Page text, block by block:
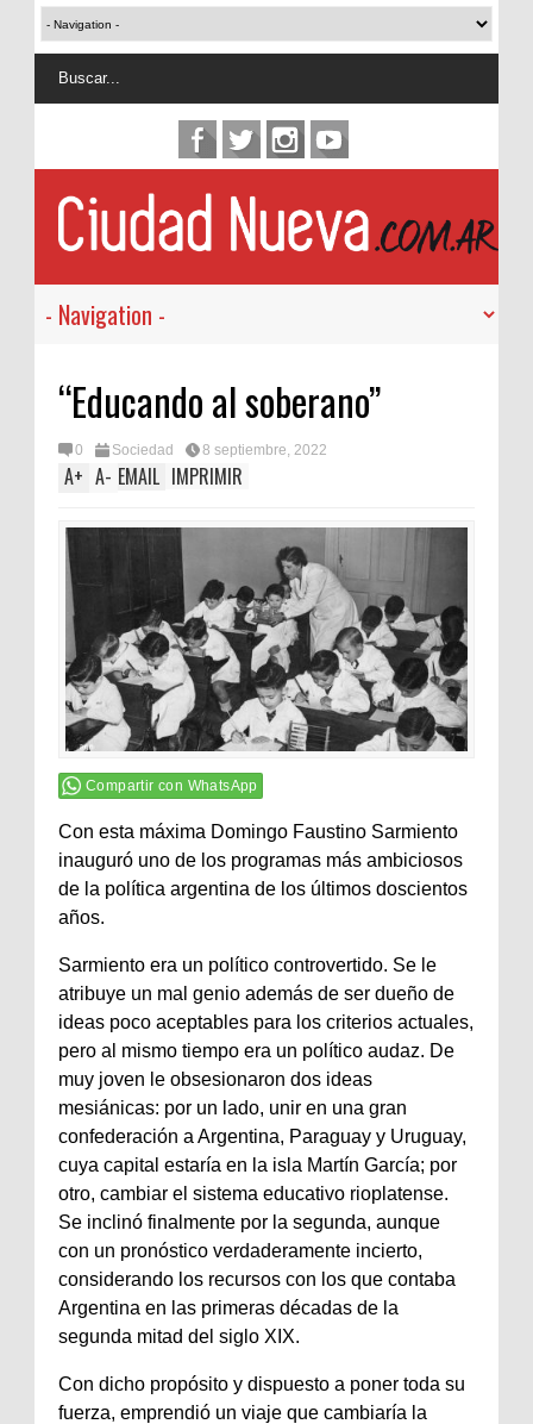
“Educando al soberano”
0 Sociedad 8 septiembre, 2022
A+ A- EMAIL IMPRIMIR
Compartir con WhatsApp
Con esta máxima Domingo Faustino Sarmiento
inauguró uno de los programas más ambiciosos
de la política argentina de los últimos doscientos
años.
Sarmiento era un político controvertido. Se le
atribuye un mal genio además de ser dueño de
ideas poco aceptables para los criterios actuales,
pero al mismo tiempo era un político audaz. De
muy joven le obsesionaron dos ideas
mesiánicas: por un lado, unir en una gran
confederación a Argentina, Paraguay y Uruguay,
cuya capital estaría en la isla Martín García; por
otro, cambiar el sistema educativo rioplatense.
Se inclinó finalmente por la segunda, aunque
con un pronóstico verdaderamente incierto,
considerando los recursos con los que contaba
Argentina en las primeras décadas de la
segunda mitad del siglo XIX.
Con dicho propósito y dispuesto a poner toda su
fuerza, emprendió un viaje que cambiaría la